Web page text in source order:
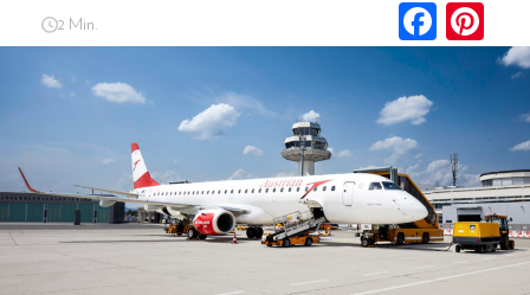
2 Min.